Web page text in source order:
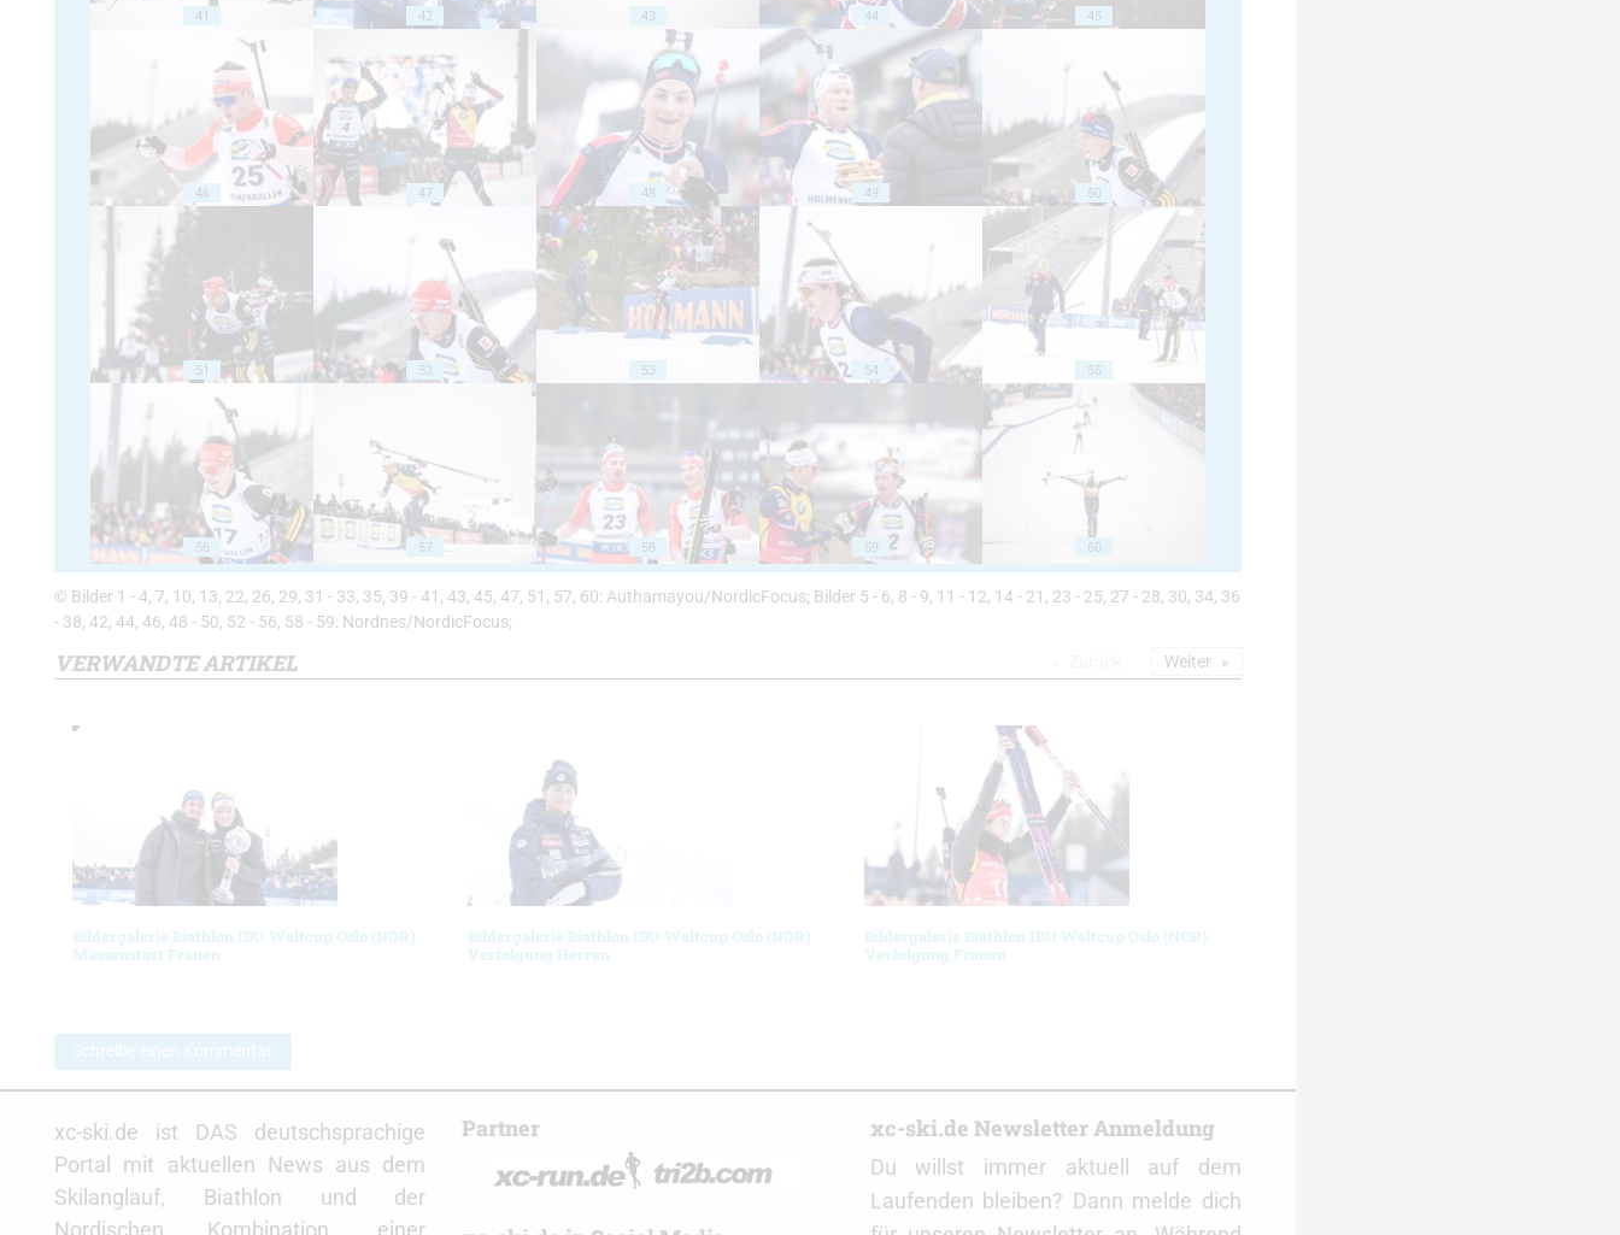
41 42 43 44 45
46 47 48 49 50
51 52 53 54 55
56 57 58 59 60
© Bilder 1 - 4, 7, 10, 13, 22, 26, 29, 31 - 33, 35, 39 - 41, 43, 45, 47, 51, 57, 60: Authamayou/NordicFocus; Bilder 5 - 6, 8 - 9, 11 - 12, 14 - 21, 23 - 25, 27 - 28, 30, 34, 36
- 38, 42, 44, 46, 48 - 50, 52 - 56, 58 - 59: Nordnes/NordicFocus;
VERWANDTE ARTIKEL
Bildergalerie Biathlon IBU Weltcup Oslo (NOR)
Massenstart Frauen
Bildergalerie Biathlon IBU Weltcup Oslo (NOR)
Verfolgung Herren
Bildergalerie Biathlon IBU Weltcup Oslo (NOR)
Verfolgung Frauen
Weiter
Schreibe einen Kommentar
xc-ski.de ist DAS deutschsprachige
Portal mit aktuellen News aus dem
Skilanglauf, Biathlon und der
Nordischen Kombination, einer
Partner xc-ski.de Newsletter Anmeldung
Du willst immer aktuell auf dem
Laufenden bleiben? Dann melde dich